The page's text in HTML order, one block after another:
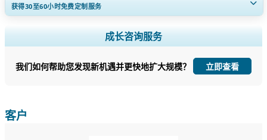
获得30至60小时免费定制服务
扩大区域和国家覆盖范围， 细分市场分析， 公司简介， 竞争基准分析，
以及最终用户洞察。
立即定制
成长咨询服务
我们如何帮助您发现新机遇并更快地扩大规模？ 立即查看
客户